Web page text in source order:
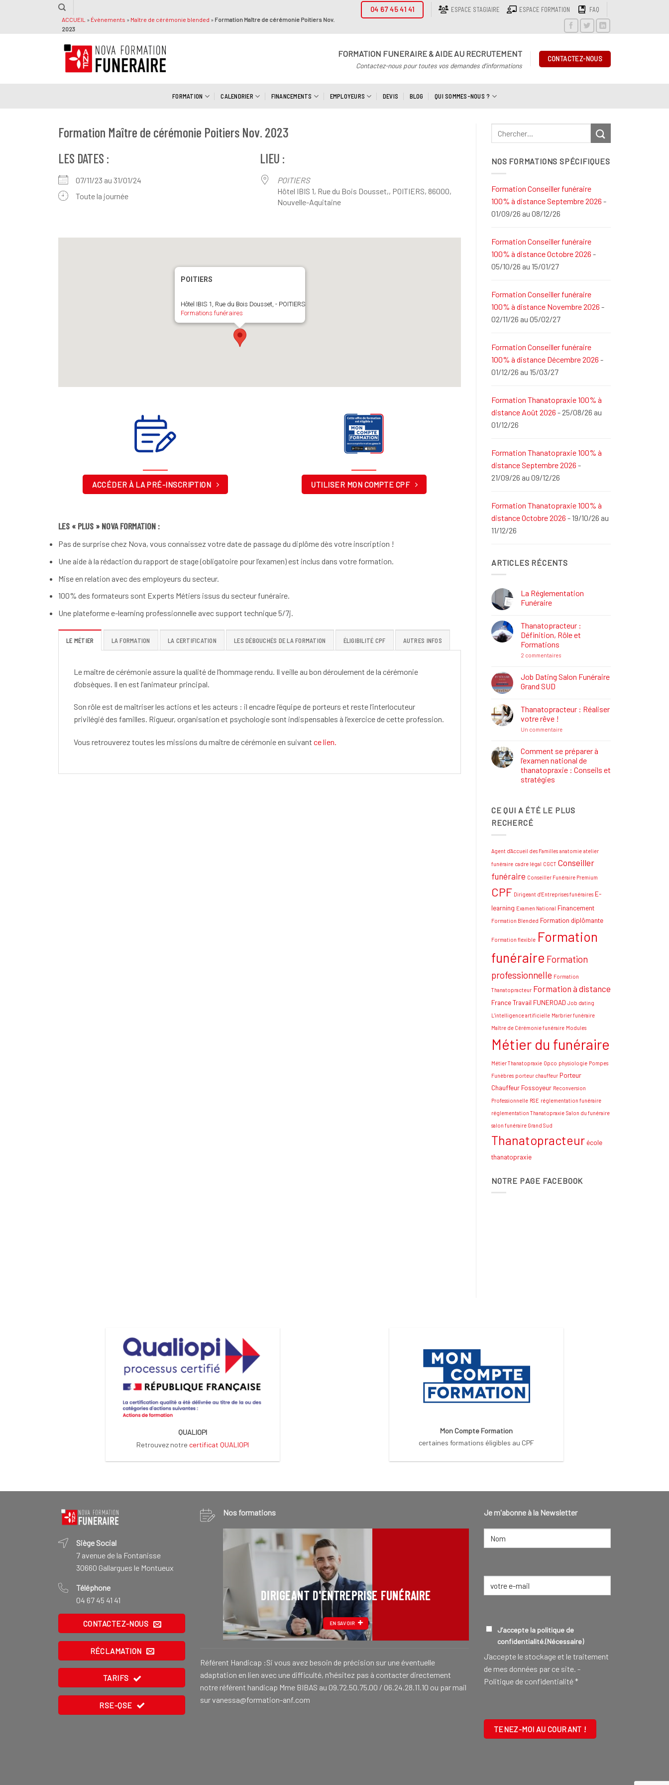
ACCUEIL » Évènements » Maître de cérémonie blended » Formation Maître de cérémonie Poitiers Nov.
2023
04 67 45 41 41 ESPACE STAGIAIRE ESPACE FORMATION FAQ
FORMATION FUNERAIRE & AIDE AU RECRUTEMENT
Contactez-nous pour toutes vos demandes d'informations
CONTACTEZ-NOUS
FORMATION CALENDRIER FINANCEMENTS EMPLOYEURS DEVIS BLOG QUI SOMMES-NOUS ?
Formation Maître de cérémonie Poitiers Nov. 2023
LES DATES :
07/11/23 au 31/01/24
Toute la journée
LIEU :
POITIERS
Hôtel IBIS 1, Rue du Bois Dousset,, POITIERS, 86000,
Nouvelle-Aquitaine
POITIERS
Hôtel IBIS 1, Rue du Bois Dousset, - POITIERS
Formations funéraires
ACCÉDER À LA PRÉ-INSCRIPTION UTILISER MON COMPTE CPF
LES « PLUS » NOVA FORMATION :
Pas de surprise chez Nova, vous connaissez votre date de passage du diplôme dès votre inscription !
Une aide à la rédaction du rapport de stage (obligatoire pour l’examen) est inclus dans votre formation.
Mise en relation avec des employeurs du secteur.
100% des formateurs sont Experts Métiers issus du secteur funéraire.
Une plateforme e-learning professionnelle avec support technique 5/7j.
LE MÉTIER LA FORMATION LA CERTIFICATION LES DÉBOUCHÉS DE LA FORMATION ÉLIGIBILITÉ CPF AUTRES INFOS
Le maître de cérémonie assure la qualité de l’hommage rendu. Il veille au bon déroulement de la cérémonie
d’obsèques. Il en est l’animateur principal.
Son rôle est de maîtriser les actions et les acteurs : il encadre l’équipe de porteurs et reste l’interlocuteur
privilégié des familles. Rigueur, organisation et psychologie sont indispensables à l’exercice de cette profession.
Vous retrouverez toutes les missions du maître de cérémonie en suivant ce lien.
NOS FORMATIONS SPÉCIFIQUES
Formation Conseiller funéraire
100% à distance Septembre 2026 -
01/09/26 au 08/12/26
Formation Conseiller funéraire
100% à distance Octobre 2026 -
05/10/26 au 15/01/27
Formation Conseiller funéraire
100% à distance Novembre 2026 -
02/11/26 au 05/02/27
Formation Conseiller funéraire
100% à distance Décembre 2026 -
01/12/26 au 15/03/27
Formation Thanatopraxie 100% à
distance Août 2026 - 25/08/26 au
01/12/26
Formation Thanatopraxie 100% à
distance Septembre 2026 -
21/09/26 au 09/12/26
Formation Thanatopraxie 100% à
distance Octobre 2026 - 19/10/26 au
11/12/26
ARTICLES RÉCENTS
La Réglementation
Funéraire
sur
La
Réglementation
Funéraire
Thanatopracteur :
Définition, Rôle et
Formations
2 commentairessur
Définition,
Rôle
Job Dating Salon Funéraire
Grand SUD
sur
Dating
Salon
SUD
Thanatopracteur : Réaliser
votre rêve !
Un commentairesur
Réaliser
votre
rêve
!
Comment se préparer à
l’examen national de
thanatopraxie : Conseils et
stratégies
Comment
se
préparer
thanatopraxie
Conseils
stratégies
CE QUI A ÉTÉ LE PLUS
RECHERCÉ
Agent d'Accueil des Familles anatomie atelier
funéraire cadre légal CGCT Conseiller
funéraire Conseiller Funéraire Premium
CPF Dirigeant d'Entreprises funéraires E-
learning Examen National Financement
Formation Blended Formation diplômante
Formation flexible Formation
funéraire Formation
professionnelle Formation
Thanatopracteur Formation à distance
France Travail FUNEROAD Job dating
L'intelligence artificielle Marbrier funéraire
Maître de Cérémonie funéraire Modules
Métier du funéraire
Métier Thanatopraxie Opco physiologie Pompes
Funèbres porteur chauffeur Porteur
Chauffeur Fossoyeur Reconversion
Professionnelle RSE réglementation funéraire
réglementation Thanatopraxie Salon du funéraire
salon funéraire Grand Sud
Thanatopracteur école
thanatopraxie
NOTRE PAGE FACEBOOK
QUALIOPI
Retrouvez notre certificat QUALIOPI
Mon Compte Formation
certaines formations éligibles au CPF
Siège Social
7 avenue de la Fontanisse
30660 Gallargues le Montueux
Téléphone
04 67 45 41 41
CONTACTEZ-NOUS
RÉCLAMATION
TARIFS
RSE-QSE
Nos formations
DIRIGEANT D'ENTREPRISE FUNÉRAIRE
EN SAVOIR
CONSEILLER FUNÉRAIRE
Référent Handicap :Si vous avez besoin de précision sur une éventuelle
adaptation en lien avec une difficulté, n’hésitez pas à contacter directement
notre référent handicap Mme BIBAS au 09.72.50.75.00 / 06.24.28.11.10 ou par mail
sur vanessa@formation-anf.com
Je m'abonne à la Newsletter
NOM
RGPD(NÉCESSAIRE)
J’accepte la politique de
confidentialité.(Nécessaire)
J‘accepte le stockage et le traitement
de mes données par ce site. -
Politique de confidentialité*